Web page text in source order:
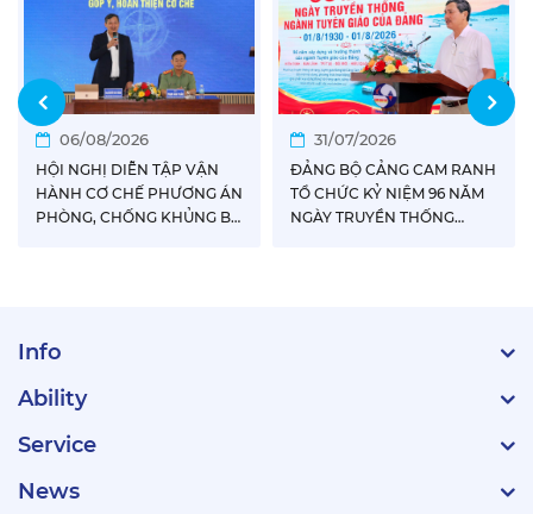
06/08/2026
HỘI NGHỊ DIỄN TẬP VẬN
HÀNH CƠ CHẾ PHƯƠNG ÁN
PHÒNG, CHỐNG KHỦNG BỐ
31/07/2026
ĐẢNG BỘ CẢNG CAM RANH
TỔ CHỨC KỶ NIỆM 96 NĂM
NGÀY TRUYỀN THỐNG
Info
Ability
Service
News